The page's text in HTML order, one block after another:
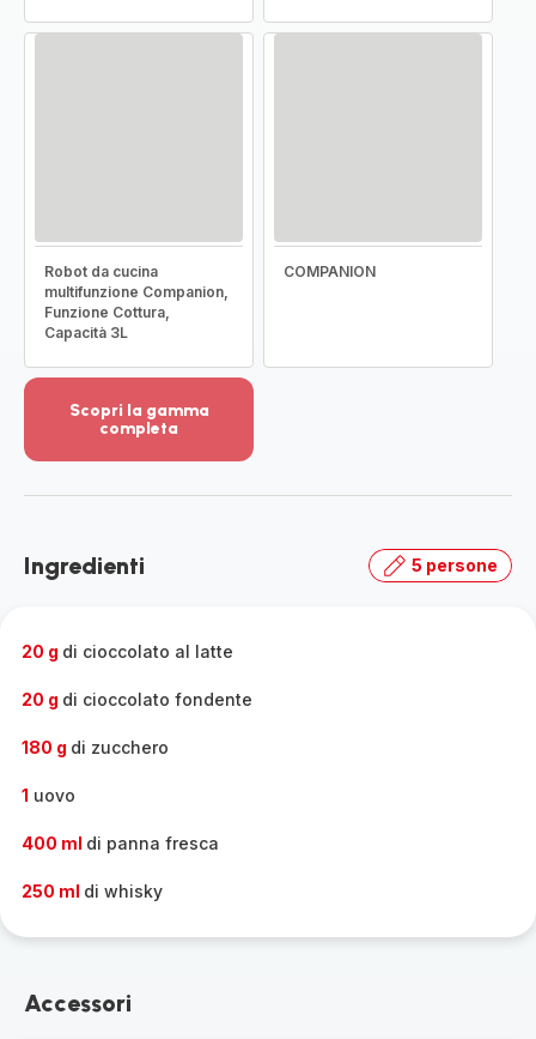
Robot da cucina
multifunzione Companion,
Funzione Cottura,
Capacità 3L
COMPANION
Scopri la gamma
completa
dettagli
la
Ingredienti 5 persone
20 g di cioccolato al latte
20 g di cioccolato fondente
180 g di zucchero
1 uovo
400 ml di panna fresca
250 ml di whisky
Accessori